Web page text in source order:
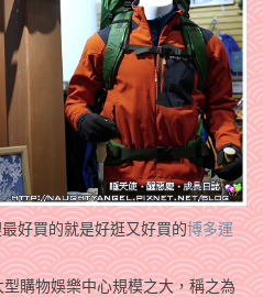
好買的就是好逛又好買的博多運
購物娛樂中心規模之大，稱之為